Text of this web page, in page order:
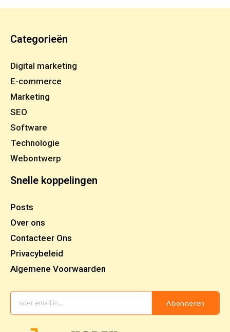
Categorieën
Digital marketing
E-commerce
Marketing
SEO
Software
Technologie
Webontwerp
Snelle koppelingen
Posts
Over ons
Contacteer Ons
Privacybeleid
Algemene Voorwaarden
Abonneren